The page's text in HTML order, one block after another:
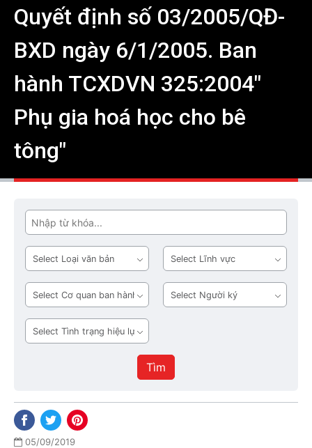
Quyết định số 03/2005/QĐ-
BXD ngày 6/1/2005. Ban
hành TCXDVN 325:2004"
Phụ gia hoá học cho bê
tông"
Tìm
Loại
văn
bản
Lĩnh
vực
Cơ
quan
ban
hành
Người
ký
Tình
trạng
Tìm
05/09/2019